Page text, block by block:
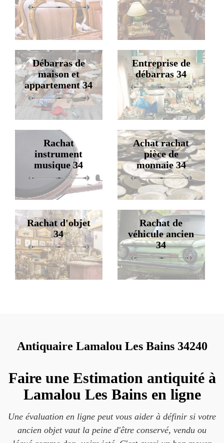
Débarras de
maison et
appartement 34
Entreprise de
débarras 34
Rachat
instrument
musique 34
Achat rachat
pièce de
monnaie 34
Rachat d'objet
34
Rachat de
véhicule ancien
34
Antiquaire Lamalou Les Bains 34240
Faire une Estimation antiquité à
Lamalou Les Bains en ligne
Une évaluation en ligne peut vous aider à définir si votre
ancien objet vaut la peine d'être conservé, vendu ou